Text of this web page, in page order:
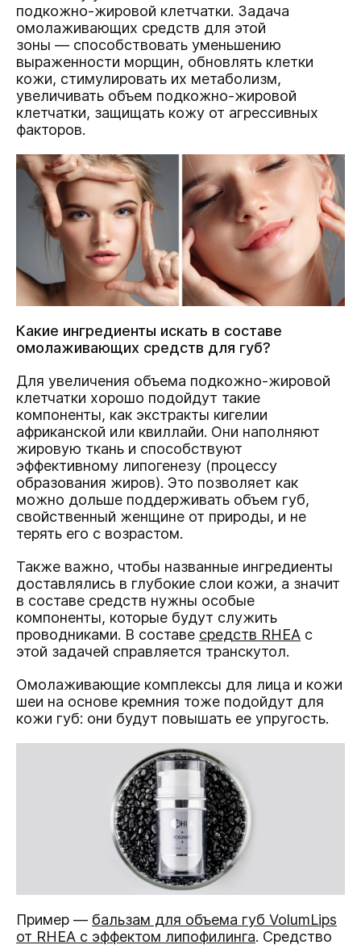
подкожно-жировой клетчатки. Задача
омолаживающих средств для этой
зоны — способствовать уменьшению
выраженности морщин, обновлять клетки
кожи, стимулировать их метаболизм,
увеличивать объем подкожно-жировой
клетчатки, защищать кожу от агрессивных
факторов.
Какие ингредиенты искать в составе
омолаживающих средств для губ?
Для увеличения объема подкожно-жировой
клетчатки хорошо подойдут такие
компоненты, как экстракты кигелии
африканской или квиллайи. Они наполняют
жировую ткань и способствуют
эффективному липогенезу (процессу
образования жиров). Это позволяет как
можно дольше поддерживать объем губ,
свойственный женщине от природы, и не
терять его с возрастом.
Также важно, чтобы названные ингредиенты
доставлялись в глубокие слои кожи, а значит
в составе средств нужны особые
компоненты, которые будут служить
проводниками. В составе средств RHEA с
этой задачей справляется транскутол.
Омолаживающие комплексы для лица и кожи
шеи на основе кремния тоже подойдут для
кожи губ: они будут повышать ее упругость.
Пример — бальзам для объема губ VolumLips
от RHEA с эффектом липофилинга. Средство